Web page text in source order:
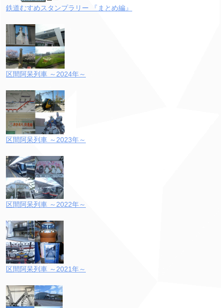
鉄道むすめスタンプラリー 『まとめ編』
区間阿呆列車 ～2024年～
区間阿呆列車 ～2023年～
区間阿呆列車 ～2022年～
区間阿呆列車 ～2021年～